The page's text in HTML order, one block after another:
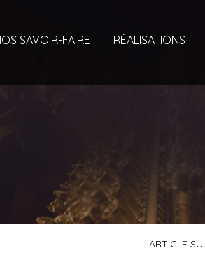
SAVOIR-FAIRE RÉALISATIONS
ARTICLE